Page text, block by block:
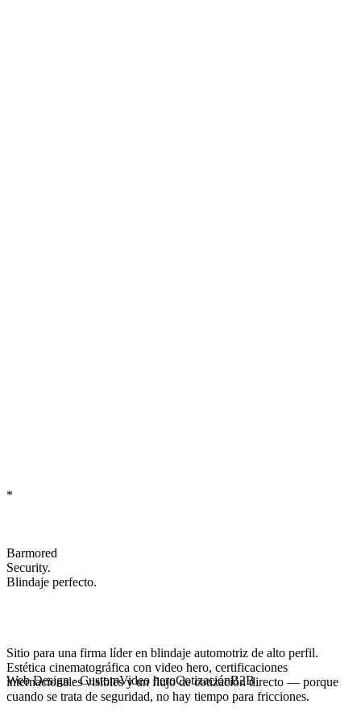
*
Barmored
Security.
Blindaje perfecto.
Sitio para una firma líder en blindaje automotriz de alto perfil.
Estética cinematográfica con video hero, certificaciones
internacionales visibles y un flujo de cotización directo — porque
cuando se trata de seguridad, no hay tiempo para fricciones.
Web Design · CustomVideo heroCotizaciónB2B